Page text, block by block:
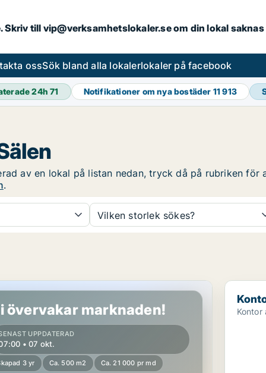
till vip@verksamhetslokaler.se om din lokal saknas
ossSök bland alla lokalerlokaler på facebook
24h71 Notifikationer om nya bostäder 11 913
av en lokal på listan nedan, tryck då på rubriken
.
Vilken storlek sökes?
i Malung-Sälen, Lima
övervakar marknaden!
UPPDATERAD
• 07 okt.
3 yr Ca. 500 m2 Ca. 21 000 pr md
Kontor i
Kontor